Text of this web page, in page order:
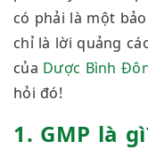
có phải là một
chỉ là lời quảng
của Dược Bình
hỏi đó!
1. GMP là